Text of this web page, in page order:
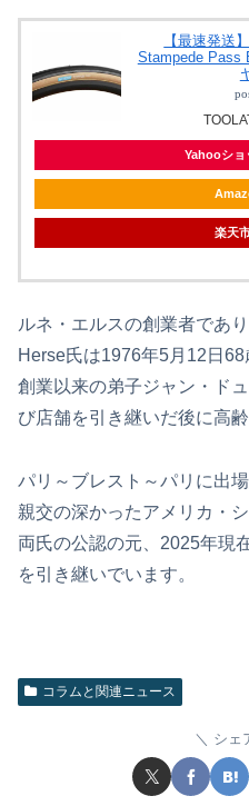
【最速発送
Stampede Pass
Yahooショ
楽天
ルネ・エルスの創業者であ
Herse氏は1976年5月12日
創業以来の弟子ジャン・ド
び店舗を引き継いだ後に高
パリ～ブレスト～パリに出
親交の深かったアメリカ・
両氏の公認の元、2025年現
を引き継いでいます。
コラムと関連ニュース
シェ